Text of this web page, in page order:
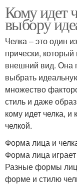
Кому идет
выбору
Челка – это один
прически,
внешний вид. Она
выбрать
множество
стиль и даже
кому идет челка,
челкой.
Форма лица и
Форма лица
Разные формы
форме и стилю